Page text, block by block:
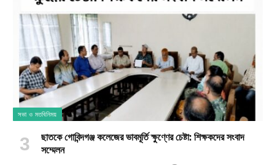
সভা ও মতবিনিময়
ছাতকে গোবিন্দগঞ্জ কলেজের ভাবমূর্তি ক্ষুণ্ণের চেষ্টা: শিক্ষকদের সংবাদ
সম্মেলন